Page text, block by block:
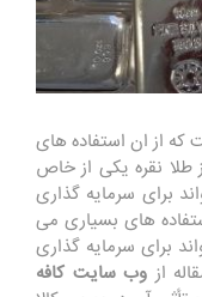
که از ان استفاده های
نقره یکی از خاص
برای سرمایه گذاری
های بسیاری می
برای سرمایه گذاری
از وب سایت کافه